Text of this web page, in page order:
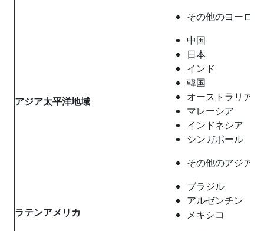
その他のヨーロ
アジア太平洋地域
中国
日本
インド
韓国
オーストラリア
マレーシア
インドネシア
シンガポール
その他のアジア
ラテンアメリカ
ブラジル
アルゼンチン
メキシコ